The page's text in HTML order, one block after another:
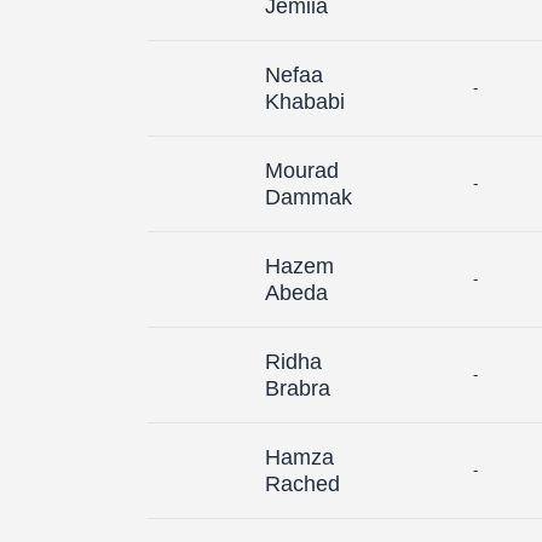
Jemiia
Nefaa
Khababi
-
Mourad
Dammak
-
Hazem
Abeda
-
Ridha
Brabra
-
Hamza
Rached
-